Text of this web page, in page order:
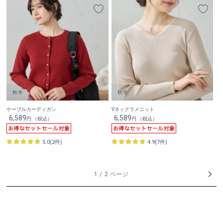
ケーブルカーディガン
6,589円 （税込）
5.0(2件)
Vネックラメニット
6,589円 （税込）
4.9(7件)
1 / 2 ページ